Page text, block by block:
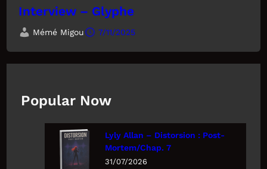
Interview – Glyphe
Mémé Migou 7/11/2025
Popular Now
Lyly Allan – Distorsion : Post-
Mortem/Chap. 7
31/07/2026